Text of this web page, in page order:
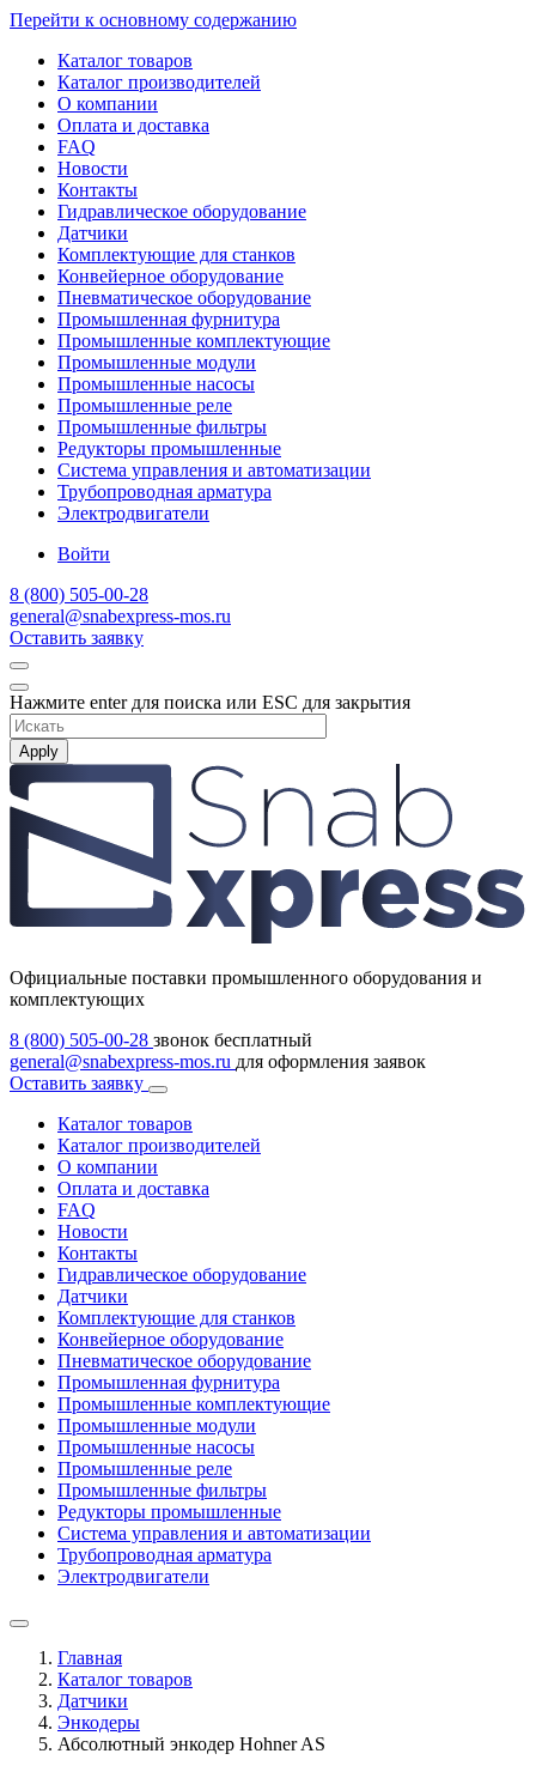
Перейти к основному содержанию
Каталог товаров
Каталог производителей
О компании
Оплата и доставка
FAQ
Новости
Контакты
Гидравлическое оборудование
Датчики
Комплектующие для станков
Конвейерное оборудование
Пневматическое оборудование
Промышленная фурнитура
Промышленные комплектующие
Промышленные модули
Промышленные насосы
Промышленные реле
Промышленные фильтры
Редукторы промышленные
Система управления и автоматизации
Трубопроводная арматура
Электродвигатели
Войти
8 (800) 505-00-28
general@snabexpress-mos.ru
Оставить заявку
Нажмите enter для поиска или ESC для закрытия
Apply
Официальные поставки промышленного оборудования и
комплектующих
8 (800) 505-00-28 звонок бесплатный
general@snabexpress-mos.ru для оформления заявок
Оставить заявку
Каталог товаров
Каталог производителей
О компании
Оплата и доставка
FAQ
Новости
Контакты
Гидравлическое оборудование
Датчики
Комплектующие для станков
Конвейерное оборудование
Пневматическое оборудование
Промышленная фурнитура
Промышленные комплектующие
Промышленные модули
Промышленные насосы
Промышленные реле
Промышленные фильтры
Редукторы промышленные
Система управления и автоматизации
Трубопроводная арматура
Электродвигатели
Главная
Каталог товаров
Датчики
Энкодеры
Абсолютный энкодер Hohner AS